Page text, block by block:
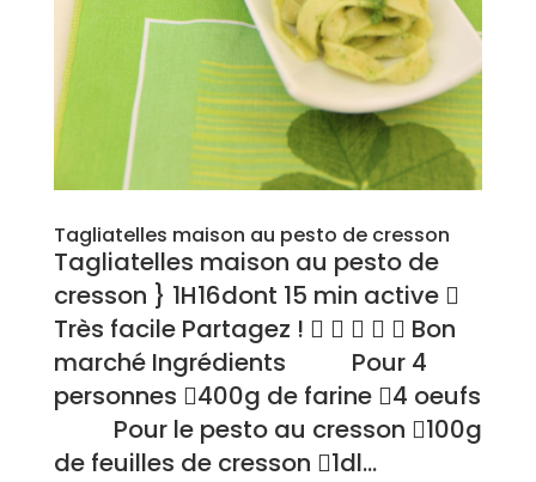
Tagliatelles maison au pesto de cresson
Tagliatelles maison au pesto de
cresson } 1H16dont 15 min active 
Très facile Partagez !      Bon
marché Ingrédients Pour 4
personnes 400g de farine 4 oeufs
Pour le pesto au cresson 100g
de feuilles de cresson 1dl...